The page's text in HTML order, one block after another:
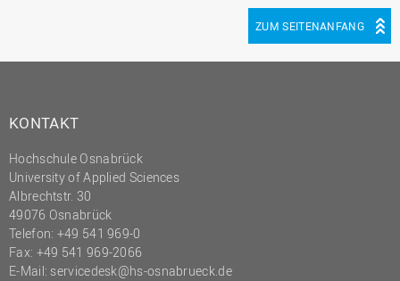
ZUM SEITENANFANG
KONTAKT
Hochschule Osnabrück
University of Applied Sciences
Albrechtstr. 30
49076 Osnabrück
Telefon: +49 541 969-0
Fax: +49 541 969-2066
E-Mail: servicedesk@hs-osnabrueck.de